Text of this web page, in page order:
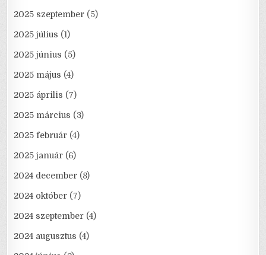
2025 szeptember (5)
2025 július (1)
2025 június (5)
2025 május (4)
2025 április (7)
2025 március (3)
2025 február (4)
2025 január (6)
2024 december (8)
2024 október (7)
2024 szeptember (4)
2024 augusztus (4)